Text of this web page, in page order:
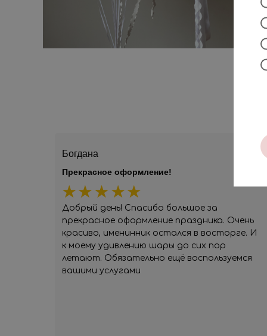
Богдана
Добрый день! Спасибо большое за
прекрасное оформление праздника. Очень
красиво, именинник остался в восторге. И
к моему удивлению шары до сих пор
летают. Обязательно ещё воспользуемся
вашими услугами
Прекрасное оформление!